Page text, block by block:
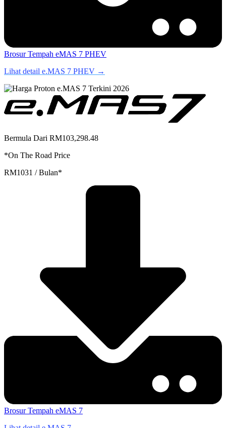
BrosurTempah eMAS 7 PHEV
Lihat detail e.MAS 7 PHEV →
Bermula Dari RM103,298.48
*On The Road Price
RM1031 / Bulan*
BrosurTempah eMAS 7